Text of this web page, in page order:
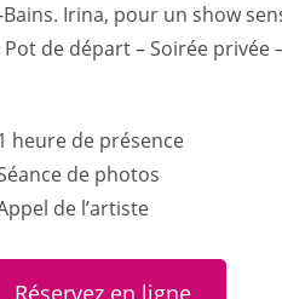
Irina, pour un show
de départ – Soirée privée
heure de présence
de photos
de l’artiste